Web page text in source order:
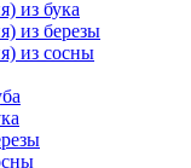
из бука
из березы
из сосны